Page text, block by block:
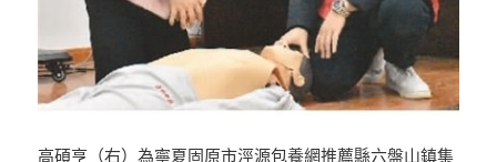
高碩亨（右）為寧夏固原市涇源包養網推薦縣六盤山鎮集